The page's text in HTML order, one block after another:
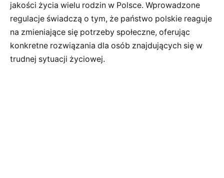
jakości życia wielu rodzin w Polsce. Wprowadzone
regulacje świadczą o tym, że państwo polskie reaguje
na zmieniające się potrzeby społeczne, oferując
konkretne rozwiązania dla osób znajdujących się w
trudnej sytuacji życiowej.